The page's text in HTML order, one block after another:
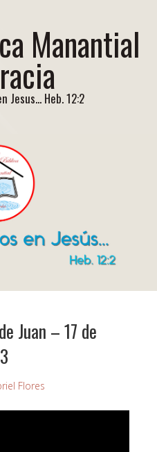
Manantial
Jesus... Heb. 12:2
Juan – 17 de
Flores